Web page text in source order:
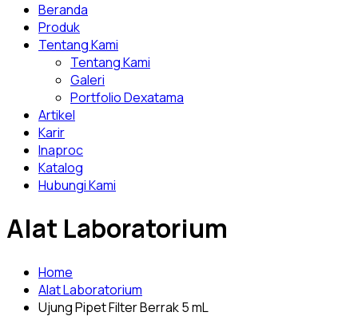
Beranda
Produk
Tentang Kami
Tentang Kami
Galeri
Portfolio Dexatama
Artikel
Karir
Inaproc
Katalog
Hubungi Kami
Alat Laboratorium
Home
Alat Laboratorium
Ujung Pipet Filter Berrak 5 mL